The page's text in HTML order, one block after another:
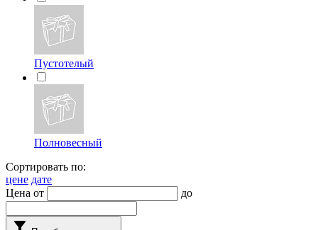
Пустотелый
Полновесный
Сортировать по:
цене дате
Цена от
до
filter_alt